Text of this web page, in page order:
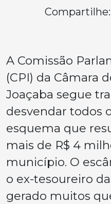
Compartilhe:
A Comissão
(CPI) da Câmara
Joaçaba segue
desvendar todos
esquema que
mais de R$ 4
município. O
o ex-tesoureiro
gerado muitos